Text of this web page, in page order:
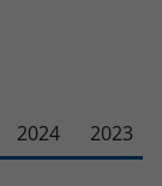
2024 2023